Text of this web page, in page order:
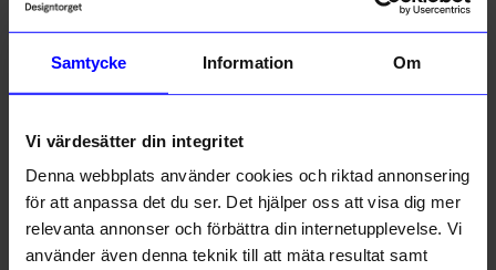
Samtycke Information Om
Vi värdesätter din integritet
Denna webbplats använder cookies och riktad annonsering
för att anpassa det du ser. Det hjälper oss att visa dig mer
relevanta annonser och förbättra din internetupplevelse. Vi
använder även denna teknik till att mäta resultat samt
Liknande produkter
10% 10%
Unikt hos oss